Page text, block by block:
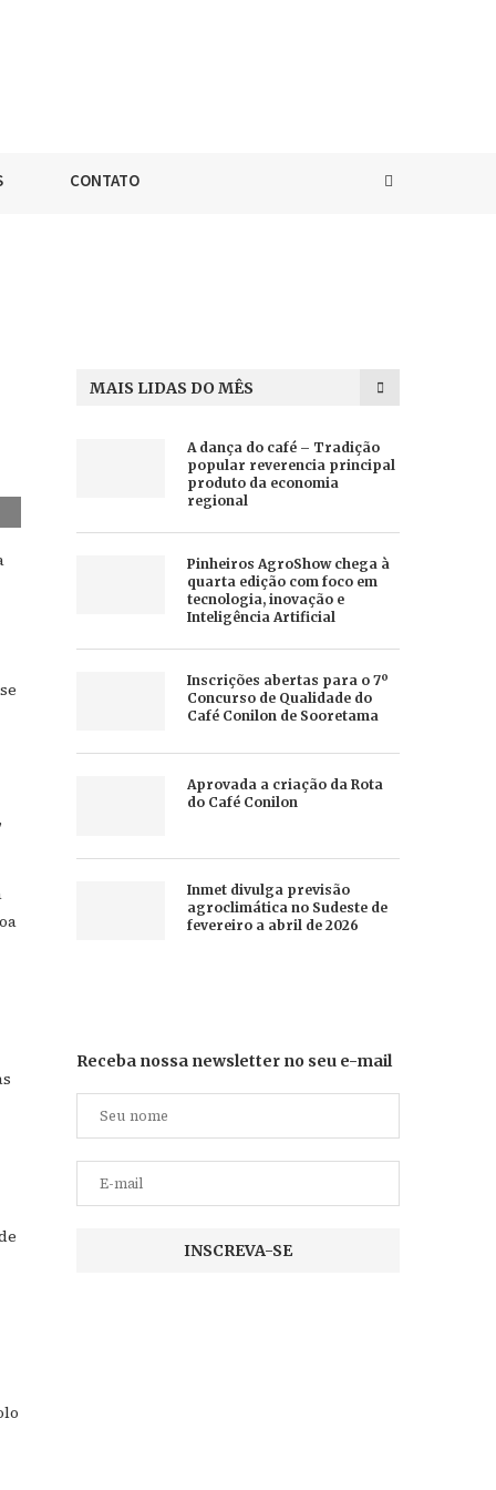
CONTATO
MAIS LIDAS DO MÊS
A dança do café – Tradição
popular reverencia principal
produto da economia
regional
Pinheiros AgroShow chega à
quarta edição com foco em
tecnologia, inovação e
Inteligência Artificial
Inscrições abertas para o 7º
Concurso de Qualidade do
Café Conilon de Sooretama
Aprovada a criação da Rota
do Café Conilon
Inmet divulga previsão
agroclimática no Sudeste de
fevereiro a abril de 2026
Receba nossa newsletter no seu e-mail